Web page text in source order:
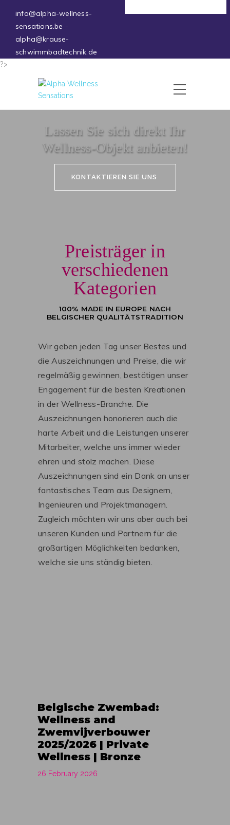
info@alpha-wellness-
sensations.be -
alpha@krause-
schwimmbadtechnik.de
?>
Lassen Sie sich direkt Ihr
Wellness-Objekt anbieten!
KONTAKTIEREN SIE UNS
Preisträger in
verschiedenen
Kategorien
100% MADE IN EUROPE NACH
BELGISCHER QUALITÄTSTRADITION
Wir geben jeden Tag unser Bestes und
die Auszeichnungen und Preise, die wir
regelmäßig gewinnen, bestätigen unser
Engagement für die besten Kreationen
in der Wellness-Branche. Die
Auszeichnungen honorieren auch die
harte Arbeit und die Leistungen unserer
Mitarbeiter, welche uns immer wieder
ehren und stolz machen. Diese
Auszeichnungen sind ein Dank an unser
fantastisches Team aus Designern,
Ingenieuren und Projektmanagern.
Zugleich möchten wir uns aber auch bei
unseren Kunden und Partnern für die
großartigen Möglichkeiten bedanken,
welche sie uns ständig bieten.
Belgische Zwembad:
Wellness and
Zwemvijverbouwer
2025/2026 | Private
Wellness | Bronze
26 February 2026